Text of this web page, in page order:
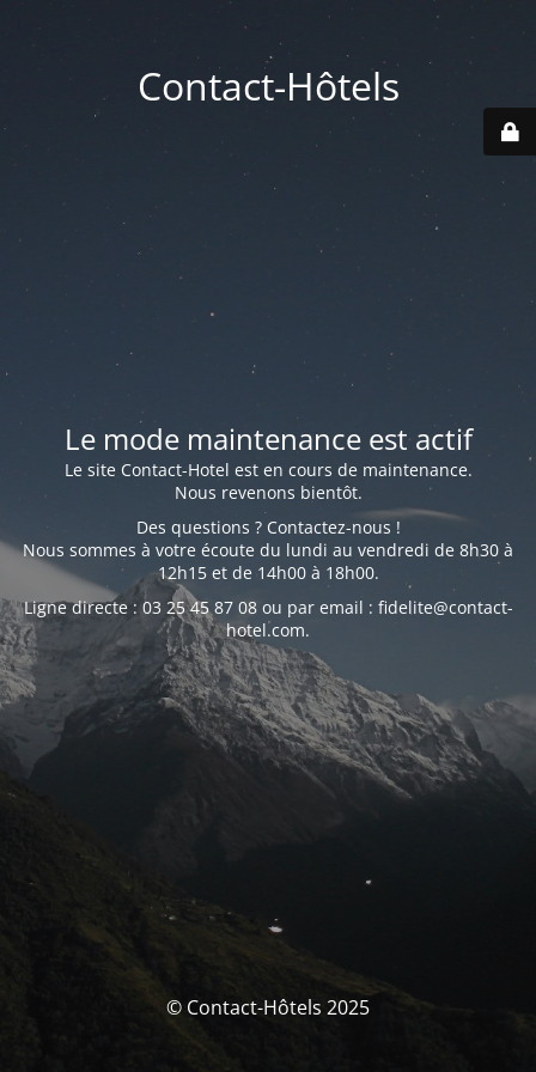
Contact-Hôtels
Le mode maintenance est actif
Le site Contact-Hotel est en cours de maintenance.
Nous revenons bientôt.
Des questions ? Contactez-nous !
Nous sommes à votre écoute du lundi au vendredi de 8h30 à
12h15 et de 14h00 à 18h00.
Ligne directe : 03 25 45 87 08 ou par email : fidelite@contact-
hotel.com.
© Contact-Hôtels 2025